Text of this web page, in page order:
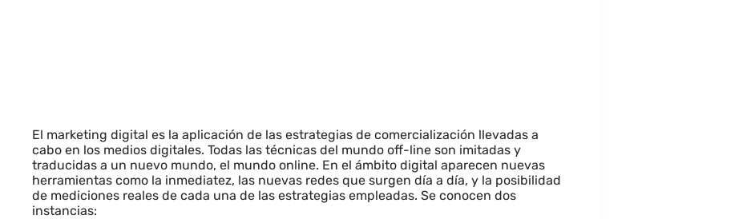
El marketing digital es la aplicación de las estrategias de comercialización llevadas a
cabo en los medios digitales. Todas las técnicas del mundo off-line son imitadas y
traducidas a un nuevo mundo, el mundo online. En el ámbito digital aparecen nuevas
herramientas como la inmediatez, las nuevas redes que surgen día a día, y la posibilidad
de mediciones reales de cada una de las estrategias empleadas. Se conocen dos
instancias: